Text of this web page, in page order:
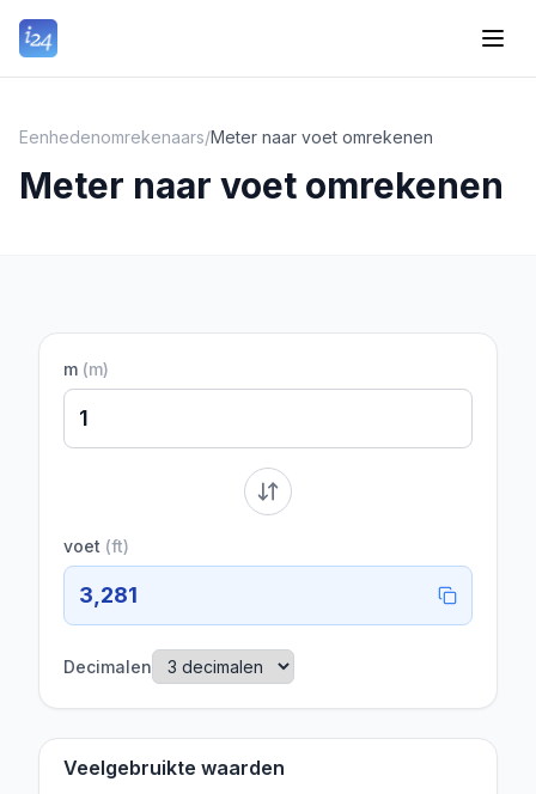
Eenhedenomrekenaars/Meter naar voet omrekenen
Meter naar voet omrekenen
m (m)
voet (ft)
3,281
Decimalen
Veelgebruikte waarden